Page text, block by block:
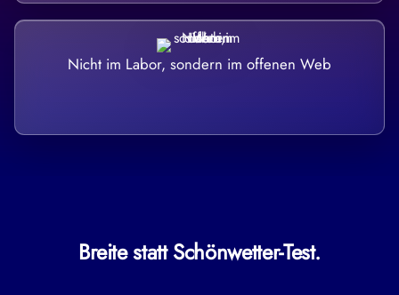
Nicht im Labor, sondern im offenen Web
Breite statt Schönwetter-Test.